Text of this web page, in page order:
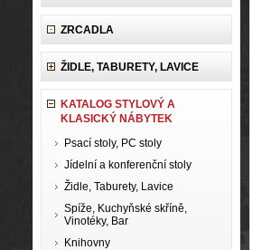
ZRCADLA
ŽIDLE, TABURETY, LAVICE
KATALOG STYLOVÝ A
KLASICKÝ NÁBYTEK
Psací stoly, PC stoly
Jídelní a konferenční stoly
Židle, Taburety, Lavice
Spíže, Kuchyňské skříně,
Vinotéky, Bar
Knihovny